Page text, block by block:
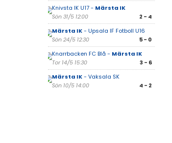
Knivsta IK U17 - Märsta IK
Sön 31/5 12:00
2 - 4
Märsta IK- Upsala IF Fotboll U16
Sön 24/5 12:30
5 - 0
Knarrbacken FC Blå - Märsta IK
Tor 14/5 15:30
3 - 6
Märsta IK- Vaksala SK
Sön 10/5 14:00
4 - 2